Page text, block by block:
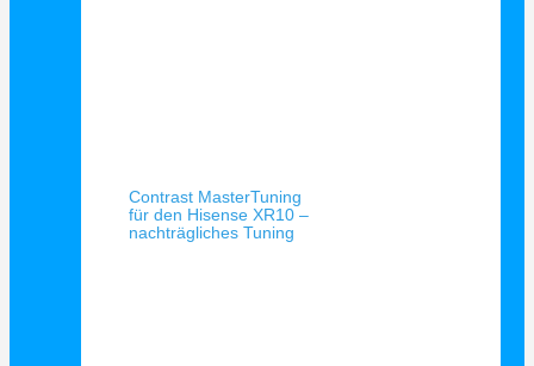
Contrast MasterTuning
für den Hisense XR10 –
nachträgliches Tuning